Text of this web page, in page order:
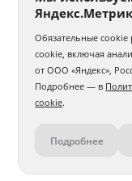
Контакты
Обязательные cookie
cookie, включая
от ООО «Яндекс»,
Подробнее — в
cookie.
Подробнее